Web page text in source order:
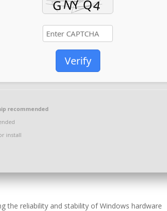
Verify
recommended
install
the reliability and stability of Windows hardware